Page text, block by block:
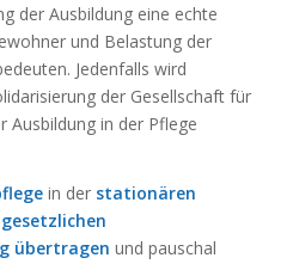
der Ausbildung eine echte
und Belastung der
Jedenfalls wird
der Gesellschaft für
Ausbildung in der Pflege
in der stationären
übertragen und pauschal